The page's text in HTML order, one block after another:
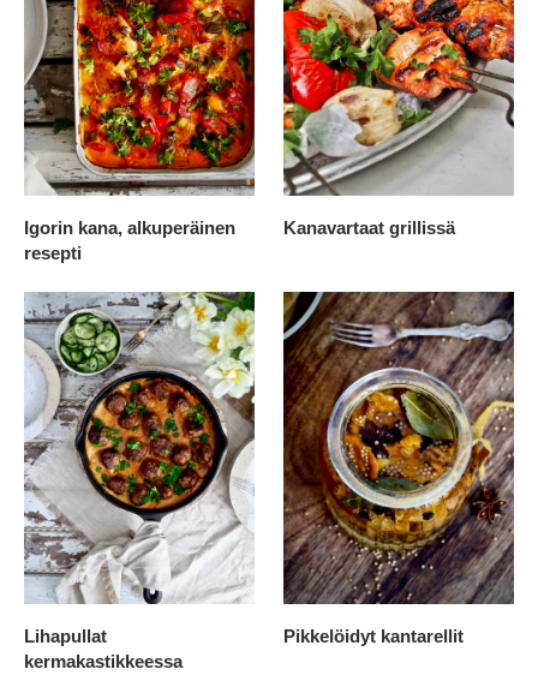
Igorin kana, alkuperäinen
resepti
Kanavartaat grillissä
Lihapullat
kermakastikkeessa
Pikkelöidyt kantarellit